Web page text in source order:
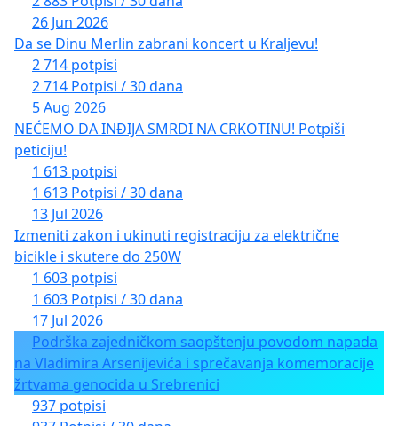
26 Jun 2026
Da se Dinu Merlin zabrani koncert u Kraljevu!
2 714 potpisi
2 714 Potpisi / 30 dana
5 Aug 2026
NEĆEMO DA INĐIJA SMRDI NA CRKOTINU! Potpiši
peticiju!
1 613 potpisi
1 613 Potpisi / 30 dana
13 Jul 2026
Izmeniti zakon i ukinuti registraciju za električne
bicikle i skutere do 250W
1 603 potpisi
1 603 Potpisi / 30 dana
17 Jul 2026
Podrška zajedničkom saopštenju povodom napada
na Vladimira Arsenijevića i sprečavanja komemoracije
žrtvama genocida u Srebrenici
937 potpisi